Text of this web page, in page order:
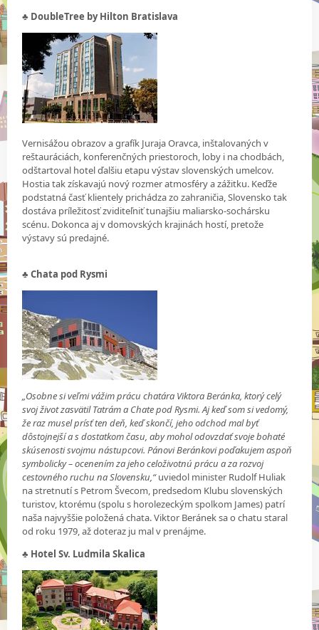
♣ DoubleTree by Hilton Bratislava
Vernisážou obrazov a grafík Juraja Oravca, inštalovaných v
reštauráciách, konferenčných priestoroch, loby i na chodbách,
odštartoval hotel ďalšiu etapu výstav slovenských umelcov.
Hostia tak získavajú nový rozmer atmosféry a zážitku. Keďže
podstatná časť klientely prichádza zo zahraničia, Slovensko tak
dostáva príležitosť zviditeľniť tunajšiu maliarsko-sochársku
scénu. Dokonca aj v domovských krajinách hostí, pretože
výstavy sú predajné.
♣ Chata pod Rysmi
„Osobne si veľmi vážim prácu chatára Viktora Beránka, ktorý celý
svoj život zasvätil Tatrám a Chate pod Rysmi. Aj keď som si vedomý,
že raz musel prísť ten deň, keď skončí, jeho odchod mal byť
dôstojnejší a s dostatkom času, aby mohol odovzdať svoje bohaté
skúsenosti svojmu nástupcovi. Pánovi Beránkovi poďakujem aspoň
symbolicky – ocenením za jeho celoživotnú prácu a za rozvoj
cestovného ruchu na Slovensku,“uviedol minister Rudolf Huliak
na stretnutí s Petrom Švecom, predsedom Klubu slovenských
turistov, ktorému (spolu s horolezeckým spolkom James) patrí
naša najvyššie položená chata. Viktor Beránek sa o chatu staral
od roku 1979, až doteraz ju mal v prenájme.
♣ Hotel Sv. Ludmila Skalica